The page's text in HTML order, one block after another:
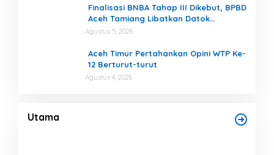
Finalisasi BNBA Tahap III Dikebut, BPBD
Aceh Tamiang Libatkan Datok
Penghulu untuk Vervali Stimulan
Agustus 5, 2026
Aceh Timur Pertahankan Opini WTP Ke-
12 Berturut-turut
Agustus 4, 2026
Utama
Tamiang
Di Bencana, Headline, Pemerintah